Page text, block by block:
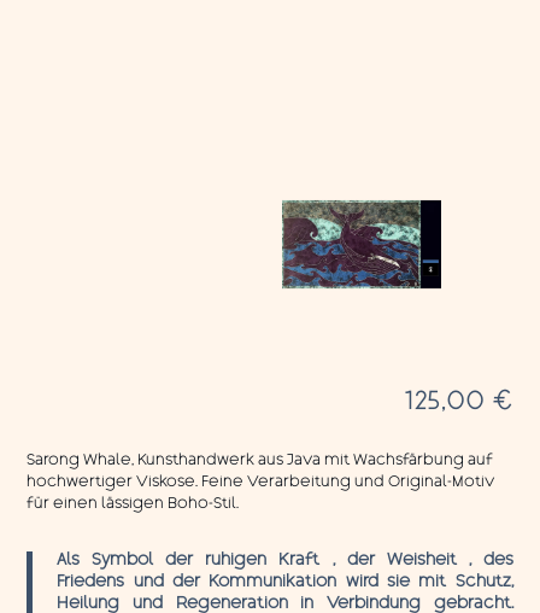
125,00 €
Sarong Whale, Kunsthandwerk aus Java mit Wachsfärbung auf
hochwertiger Viskose. Feine Verarbeitung und Original-Motiv
für einen lässigen Boho-Stil.
Als Symbol der ruhigen Kraft , der Weisheit , des
Friedens und der Kommunikation wird sie mit Schutz,
Heilung und Regeneration in Verbindung gebracht.